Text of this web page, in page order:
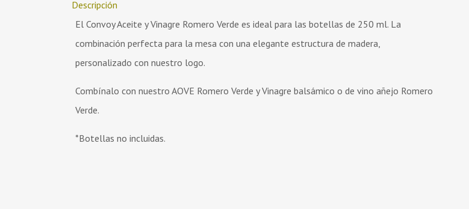
Descripción
El Convoy Aceite y Vinagre Romero Verde es ideal para las botellas de 250 ml. La
combinación perfecta para la mesa con una elegante estructura de madera,
personalizado con nuestro logo.
Combínalo con nuestro AOVE Romero Verde y Vinagre balsámico o de vino añejo Romero
Verde.
*Botellas no incluidas.